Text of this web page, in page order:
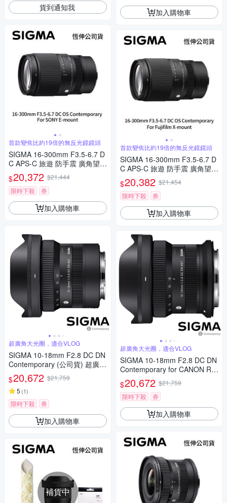
貨到通知我
首款變焦比約19倍的無反光鏡鏡頭
SIGMA 16-300mm F3.5-6.7 D
C APS-C 旅遊 防手震 廣角望遠
鏡頭 For SONY E-mount (公司
貨)
$20,372 $21,444
限時下殺
券
加入購物車
超廣角大光圈，適合VLOG
SIGMA 10-18mm F2.8 DC DN
Contemporary (公司貨) 超廣角
變焦鏡頭 APS-C 無反微單眼鏡
頭
$20,672 $21,759
5 (1)
限時下殺 券
加入購物車
補貨中
加入購物車
首款變焦比約19倍的無反光鏡鏡頭
SIGMA 16-300mm F3.5-6.7 D
C APS-C 旅遊 防手震 廣角望遠
鏡頭 For Fujifilm X-mount (公
司貨)
$20,382 $21,454
限時下殺
券
加入購物車
超廣角大光圈，適合VLOG
SIGMA 10-18mm F2.8 DC DN
Contemporary for CANON RF
接環 (公司貨) 超廣角變焦鏡頭
APS-C 無反微單眼鏡頭
$20,672 $21,759
限時下殺
券
加入購物車